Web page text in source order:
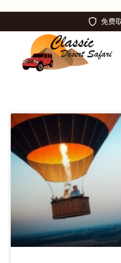
免费